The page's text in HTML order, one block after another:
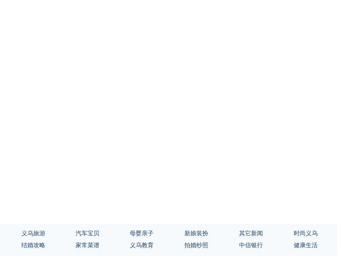
义乌旅游 汽车宝贝 母婴亲子 新娘装扮 其它新闻
时尚义乌
结婚攻略 家常菜谱 义乌教育 拍婚纱照 中信银行 健康生活